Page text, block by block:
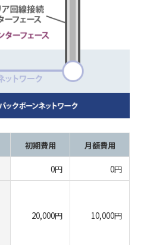
初期費用 月額費用
0円 0円
20,000円 10,000円